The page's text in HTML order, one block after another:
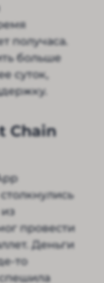
получаса.
больше
суток,
Chain
провести
Деньги
то